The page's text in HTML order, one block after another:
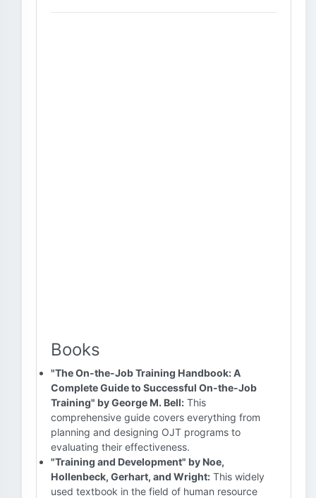
Books
"The On-the-Job Training Handbook: A
Complete Guide to Successful On-the-Job
Training" by George M. Bell: This
comprehensive guide covers everything from
planning and designing OJT programs to
evaluating their effectiveness.
"Training and Development" by Noe,
Hollenbeck, Gerhart, and Wright: This widely
used textbook in the field of human resource